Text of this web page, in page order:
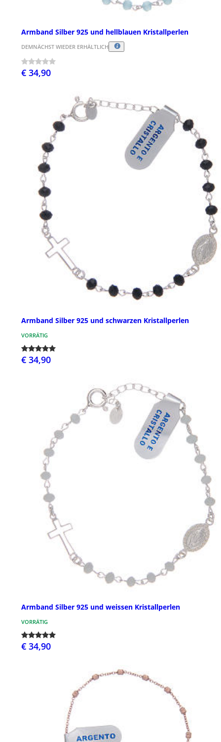
Armband Silber 925 und hellblauen Kristallperlen
DEMNÄCHST WIEDER ERHÄLTLICH
€ 34,90
Armband Silber 925 und schwarzen Kristallperlen
VORRÄTIG
€ 34,90
Armband Silber 925 und weissen Kristallperlen
VORRÄTIG
€ 34,90